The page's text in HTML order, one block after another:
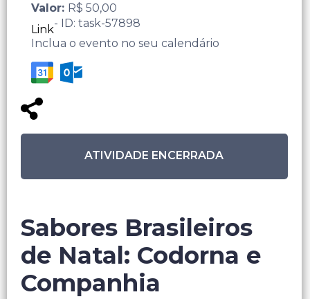
Valor: R$ 50,00
Link- ID: task-57898
Inclua o evento no seu calendário
ATIVIDADE ENCERRADA
Sabores Brasileiros
de Natal: Codorna e
Companhia